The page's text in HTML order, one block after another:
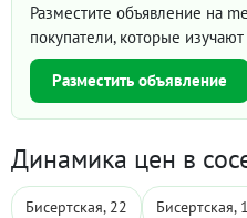
Разместите объявление на
покупатели, которые
Разместить объявление
Динамика цен в
Бисертская, 22 Бисертская,